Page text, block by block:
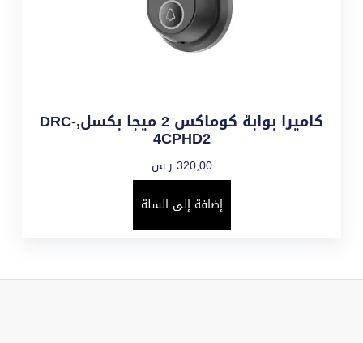
كاميرا بوابة كوماكس 2 ميجا بكسل,DRC-
4CPHD2
320,00 ر.س
إضافة إلى السلة